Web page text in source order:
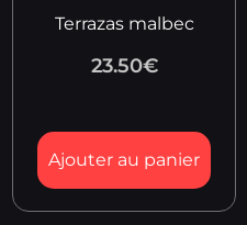
Terrazas malbec
23.50€
Ajouter au panier